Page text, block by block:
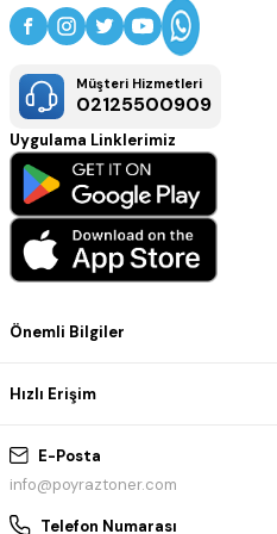
E-Posta
info@poyraztoner.com
Telefon Numarası
Önemli Bilgiler
Hızlı Erişim
Müşteri Hizmetleri
02125500909
Uygulama Linklerimiz